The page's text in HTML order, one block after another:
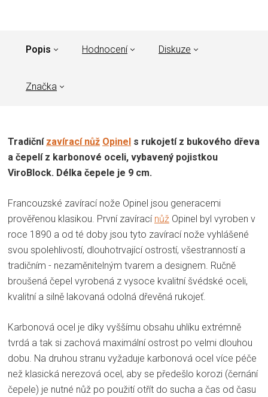
Popis Hodnocení Diskuze
Značka
Tradiční zavírací nůž Opinel s rukojetí z bukového dřeva
a čepelí z karbonové oceli, vybavený pojistkou
ViroBlock. Délka čepele je 9 cm.
Francouzské zavírací nože Opinel jsou generacemi
prověřenou klasikou. První zavírací nůž Opinel byl vyroben v
roce 1890 a od té doby jsou tyto zavírací nože vyhlášené
svou spolehlivostí, dlouhotrvající ostrostí, všestranností a
tradičním - nezaměnitelným tvarem a designem. Ručně
broušená čepel vyrobená z vysoce kvalitní švédské oceli,
kvalitní a silně lakovaná odolná dřevěná rukojeť.
Karbonová ocel je díky vyššímu obsahu uhlíku extrémně
tvrdá a tak si zachová maximální ostrost po velmi dlouhou
dobu. Na druhou stranu vyžaduje karbonová ocel více péče
než klasická nerezová ocel, aby se předešlo korozi (černání
čepele) je nutné nůž po použití otřít do sucha a čas od času